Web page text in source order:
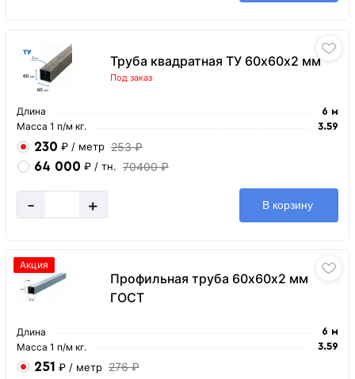
Труба квадратная ТУ 60х60х2 мм
Под заказ
Длина 6 м
Масса 1 п/м кг. 3.59
230 ₽ / метр 253 ₽
64 000 ₽ / тн. 70400 ₽
- + В корзину
Профильная труба 60х60х2 мм
ГОСТ
Акция
Длина 6 м
Масса 1 п/м кг. 3.59
251 ₽ / метр 276 ₽